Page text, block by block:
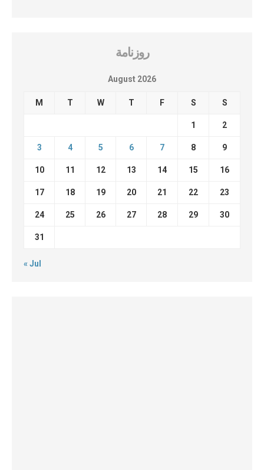
روزنامة
August 2026
M T W T F S S
1 2
3 4 5 6 7 8 9
10 11 12 13 14 15 16
17 18 19 20 21 22 23
24 25 26 27 28 29 30
31
« Jul